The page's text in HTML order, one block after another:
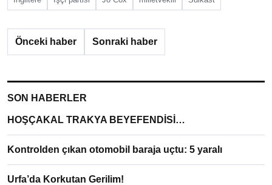
Önceki haber Sonraki haber
SON HABERLER
HOŞÇAKAL TRAKYA BEYEFENDİSİ…
Kontrolden çıkan otomobil baraja uçtu: 5 yaralı
Urfa’da Korkutan Gerilim!